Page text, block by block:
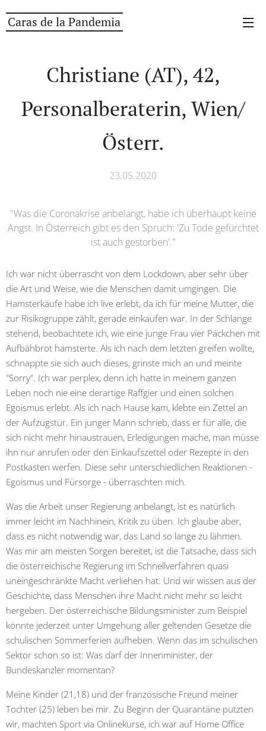
Caras de la Pandemia
Christiane (AT), 42,
Personalberaterin, Wien/
Österr.
23.05.2020
"Was die Coronakrise anbelangt, habe ich überhaupt keine
Angst. In Österreich gibt es den Spruch: 'Zu Tode gefürchtet
ist auch gestorben'."
Ich war nicht überrascht von dem Lockdown, aber sehr über
die Art und Weise, wie die Menschen damit umgingen. Die
Hamsterkäufe habe ich live erlebt, da ich für meine Mutter, die
zur Risikogruppe zählt, gerade einkaufen war. In der Schlange
stehend, beobachtete ich, wie eine junge Frau vier Päckchen mit
Aufbähbrot hamsterte. Als ich nach dem letzten greifen wollte,
schnappte sie sich auch dieses, grinste mich an und meinte
"Sorry". Ich war perplex, denn ich hatte in meinem ganzen
Leben noch nie eine derartige Raffgier und einen solchen
Egoismus erlebt. Als ich nach Hause kam, klebte ein Zettel an
der Aufzugstür. Ein junger Mann schrieb, dass er für alle, die
sich nicht mehr hinaustrauen, Erledigungen mache, man müsse
ihn nur anrufen oder den Einkaufszettel oder Rezepte in den
Postkasten werfen. Diese sehr unterschiedlichen Reaktionen -
Egoismus und Fürsorge - überraschten mich.
Was die Arbeit unser Regierung anbelangt, ist es natürlich
immer leicht im Nachhinein, Kritik zu üben. Ich glaube aber,
dass es nicht notwendig war, das Land so lange zu lähmen.
Was mir am meisten Sorgen bereitet, ist die Tatsache, dass sich
die österreichische Regierung im Schnellverfahren quasi
uneingeschränkte Macht verliehen hat. Und wir wissen aus der
Geschichte, dass Menschen ihre Macht nicht mehr so leicht
hergeben. Der österreichische Bildungsminister zum Beispiel
könnte jederzeit unter Umgehung aller geltenden Gesetze die
schulischen Sommerferien aufheben. Wenn das im schulischen
Sektor schon so ist: Was darf der Innenminister, der
Bundeskanzler momentan?
Meine Kinder (21,18) und der französische Freund meiner
Tochter (25) leben bei mir. Zu Beginn der Quarantäne putzten
wir, machten Sport via Onlinekurse, ich war auf Home Office